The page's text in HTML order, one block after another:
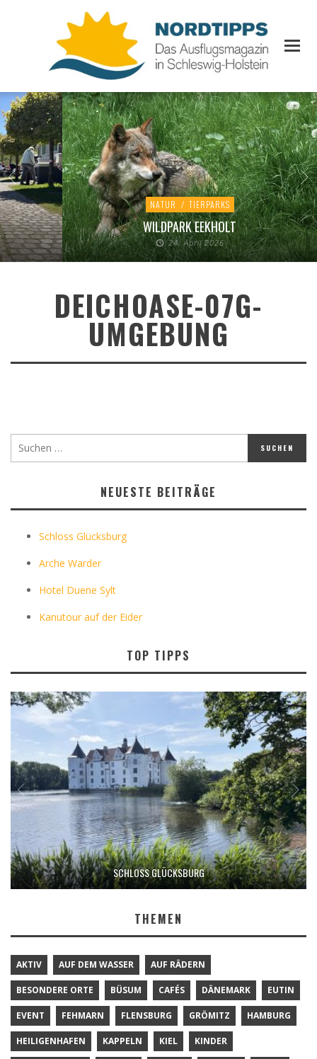
NATUR / TIERPARKS
WILDPARK EEKHOLT
24. April 2026
DEICHOASE-07G-
UMGEBUNG
NEUESTE BEITRÄGE
Schloss Glücksburg
Arche Warder
Hotel Duene Sylt
Kanutour auf der Eider
TOP TIPPS
SCHLOSS GLÜCKSBURG
THEMEN
AKTIV AUF DEM WASSER AUF RÄDERN
BESONDERE ORTE BÜSUM CAFÉS DÄNEMARK EUTIN
EVENT FEHMARN FLENSBURG GRÖMITZ HAMBURG
HEILIGENHAFEN KAPPELN KIEL KINDER